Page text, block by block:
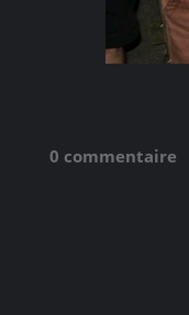
0 commentaire